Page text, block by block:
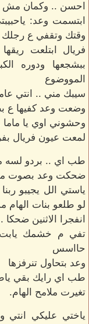
احسن .. وكمان مش
ابتسمت وعد:
وقتك وتقفي ع رجلك
فريال ابتلعت
ببشجعها ودوره
المووضوع
سيبك مني .. انتي
وضعت وعد كفيها ع
وحشوني اوي يا
لمعت عيون فريال
طب اي .. بردو لسه
ضحكت وعد بصوت
ياستي الل يجيبو
لو طلعو بنات الهام
انفجرا الاثنين
تفي م خشمك يابت ..
حااسس
وعد بتحاول تنرفزها
طب اي رايك بقي
تغيرت ملامح الهام.
ياختي عليكي انتي